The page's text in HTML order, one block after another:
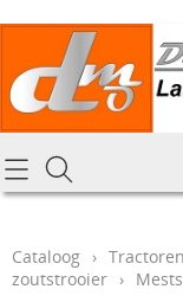
Homepagina
Tractoren &
Hoe online
Cataloog ›
zoutstrooier ›